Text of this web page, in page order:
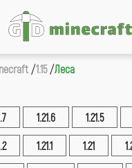
1.15 Леса
1.21.6 1.21.5
1.21.1 1.21